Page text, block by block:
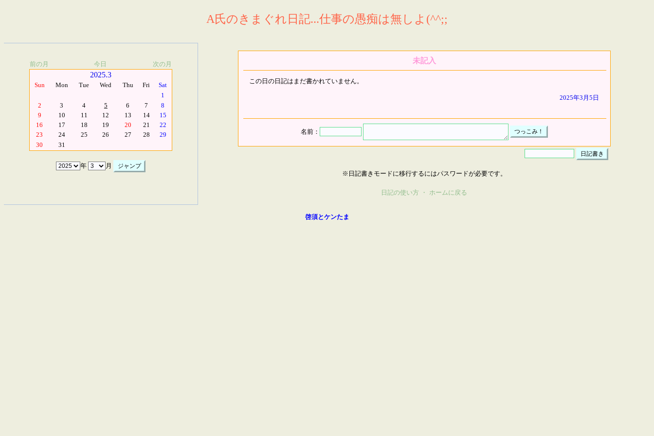
A氏のきまぐれ日記...仕事の愚痴は無しよ(^^;;
前の月 今日 次の月
2025.3
Sun Mon Tue Wed Thu Fri
Sat
1
2
3 4 5 6 7
8
9
10 11 12 13 14
15
16
17 18 19 20 21
22
23
24 25 26 27 28
29
30
31
年 月
未記入
この日の日記はまだ書かれていません。
2025年3月5日
名前：
※日記書きモードに移行するにはパスワードが必要です。
日記の使い方 ・ ホームに戻る
啓須とケンたま